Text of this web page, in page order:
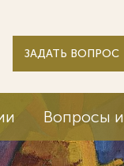
ЗАДАТЬ ВОПРОС
Вопросы